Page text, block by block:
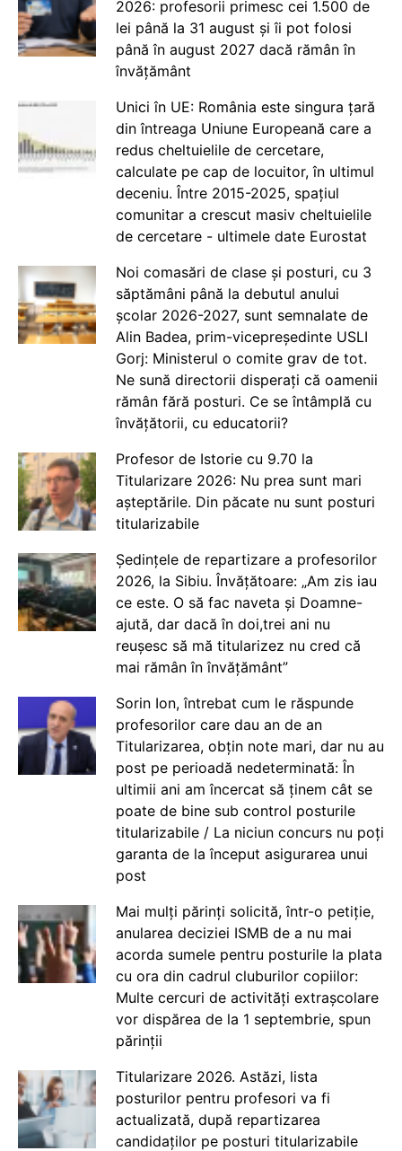
2026: profesorii primesc cei 1.500 de
lei până la 31 august și îi pot folosi
până în august 2027 dacă rămân în
învățământ
Unici în UE: România este singura țară
din întreaga Uniune Europeană care a
redus cheltuielile de cercetare,
calculate pe cap de locuitor, în ultimul
deceniu. Între 2015-2025, spațiul
comunitar a crescut masiv cheltuielile
de cercetare - ultimele date Eurostat
Noi comasări de clase și posturi, cu 3
săptămâni până la debutul anului
școlar 2026-2027, sunt semnalate de
Alin Badea, prim-vicepreședinte USLI
Gorj: Ministerul o comite grav de tot.
Ne sună directorii disperați că oamenii
rămân fără posturi. Ce se întâmplă cu
învățătorii, cu educatorii?
Profesor de Istorie cu 9.70 la
Titularizare 2026: Nu prea sunt mari
așteptările. Din păcate nu sunt posturi
titularizabile
Ședințele de repartizare a profesorilor
2026, la Sibiu. Învățătoare: „Am zis iau
ce este. O să fac naveta și Doamne-
ajută, dar dacă în doi,trei ani nu
reușesc să mă titularizez nu cred că
mai rămân în învățământ”
Sorin Ion, întrebat cum le răspunde
profesorilor care dau an de an
Titularizarea, obțin note mari, dar nu au
post pe perioadă nedeterminată: În
ultimii ani am încercat să ținem cât se
poate de bine sub control posturile
titularizabile / La niciun concurs nu poți
garanta de la început asigurarea unui
post
Mai mulți părinți solicită, într-o petiție,
anularea deciziei ISMB de a nu mai
acorda sumele pentru posturile la plata
cu ora din cadrul cluburilor copiilor:
Multe cercuri de activități extrașcolare
vor dispărea de la 1 septembrie, spun
părinții
Titularizare 2026. Astăzi, lista
posturilor pentru profesori va fi
actualizată, după repartizarea
candidaților pe posturi titularizabile